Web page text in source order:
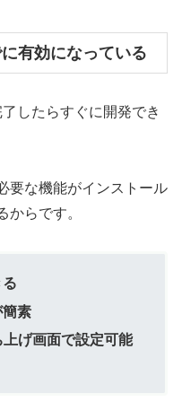
有効になっている
したらすぐに開発でき
要な機能がインストール
からです。
素
げ画面で設定可能